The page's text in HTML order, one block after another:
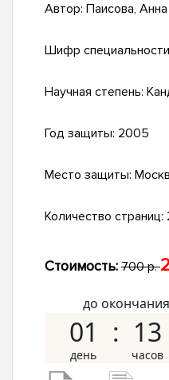
Автор: Паисова,
Шифр
Научная степень:
Год защиты: 2005
Место защиты:
Количество страниц:
Стоимость: 700 р.
до
01 13